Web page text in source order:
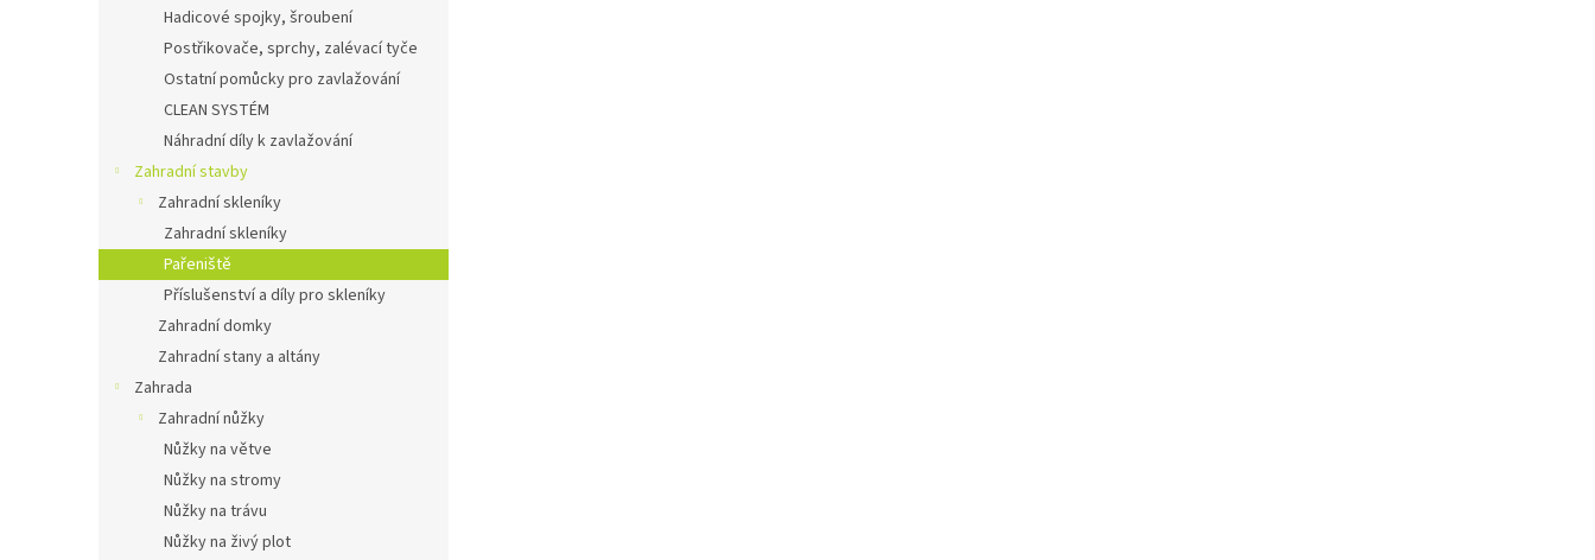
Hadicové spojky, šroubení
Postřikovače, sprchy, zalévací tyče
Ostatní pomůcky pro zavlažování
CLEAN SYSTÉM
Náhradní díly k zavlažování
Zahradní stavby
Zahradní skleníky
Zahradní skleníky
Pařeniště
Příslušenství a díly pro skleníky
Zahradní domky
Zahradní stany a altány
Zahrada
Zahradní nůžky
Nůžky na větve
Nůžky na stromy
Nůžky na trávu
Nůžky na živý plot